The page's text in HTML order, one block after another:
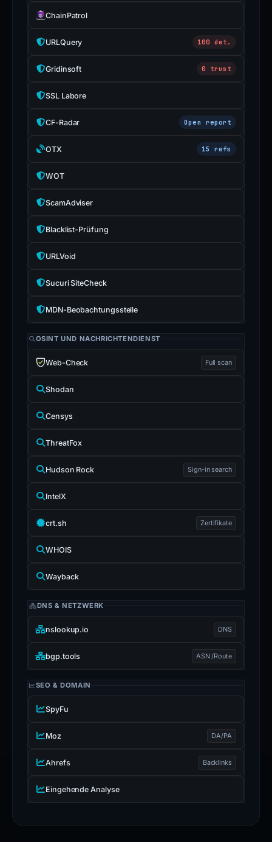
ChainPatrol
URLQuery 100 det.
Gridinsoft 0 trust
SSL Labore
CF-Radar Open report
OTX 15 refs
WOT
ScamAdviser
Blacklist-Prüfung
URLVoid
Sucuri SiteCheck
MDN-Beobachtungsstelle
OSINT UND NACHRICHTENDIENST
Web-Check Full scan
Shodan
Censys
ThreatFox
Hudson Rock Sign-in search
IntelX
crt.sh Zertifikate
WHOIS
Wayback
DNS & NETZWERK
nslookup.io DNS
bgp.tools ASN /Route
SEO & DOMAIN
SpyFu
Moz DA/PA
Ahrefs Backlinks
Eingehende Analyse